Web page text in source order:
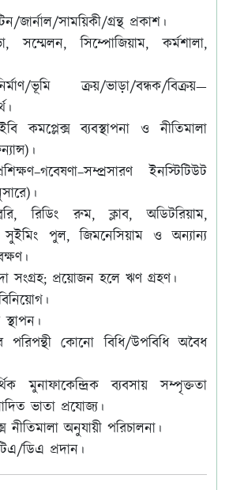
জার্নাল/সাময়িকী/গ্রন্থ প্রকাশ।
সিম্পোজিয়াম, কর্মশালা,
ভূমি ক্রয়/ভাড়া/বন্ধক/বিক্রয়—
কমপ্লেক্স ব্যবস্থাপনা ও নীতিমালা
ইনস্টিটিউট
রিডিং রুম, ক্লাব, অডিটরিয়াম,
সুইমিং পুল, জিমনেসিয়াম ও অন্যান্য
সংগ্রহ; প্রয়োজন হলে ঋণ গ্রহণ।
পরিপন্থী কোনো বিধি/উপবিধি অবৈধ
মুনাফাকেন্দ্রিক ব্যবসায় সম্পৃক্ততা
ভাতা প্রযোজ্য।
অনুযায়ী পরিচালনা।
ডিএ প্রদান।